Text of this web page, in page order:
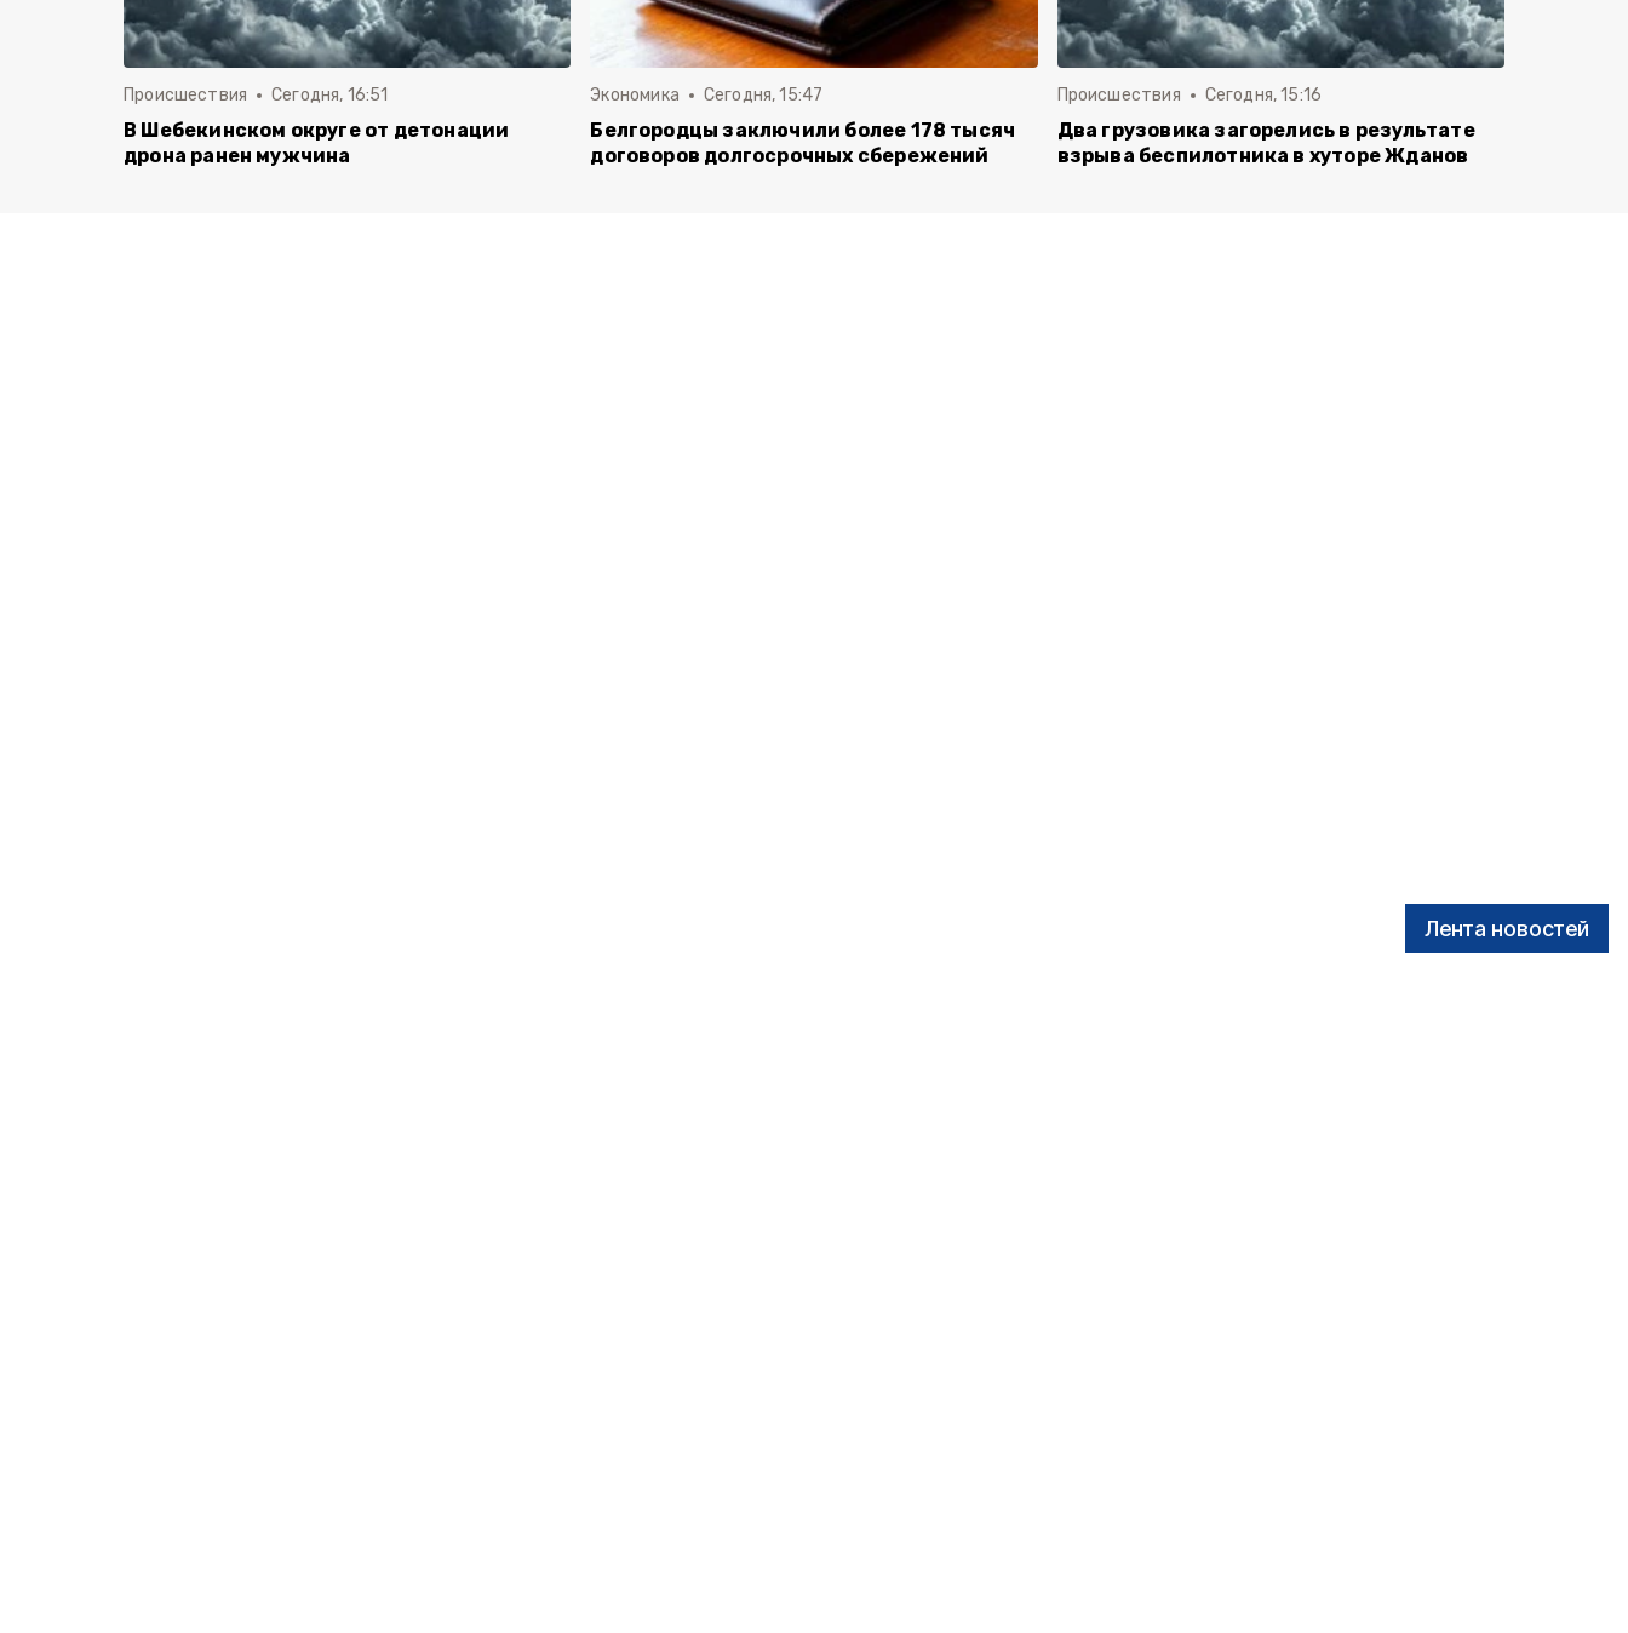
Лента новостей
Происшествия Сегодня, 16:51
В Шебекинском округе от детонации
дрона ранен мужчина
Экономика Сегодня, 15:47
Белгородцы заключили более 178 тысяч
договоров долгосрочных сбережений
Происшествия Сегодня, 15:16
Два грузовика загорелись в результате
взрыва беспилотника в хуторе Жданов